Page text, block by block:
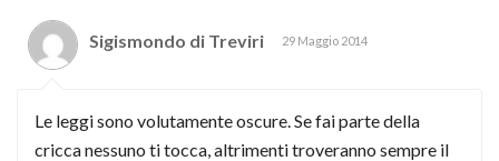
Sigismondo di Treviri 29 Maggio 2014
Le leggi sono volutamente oscure. Se fai parte della
cricca nessuno ti tocca, altrimenti troveranno sempre il